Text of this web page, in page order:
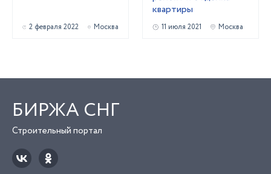
2 февраля 2022 Москва
квартиры
11 июля 2021 Москва
БИРЖА СНГ
Строительный портал